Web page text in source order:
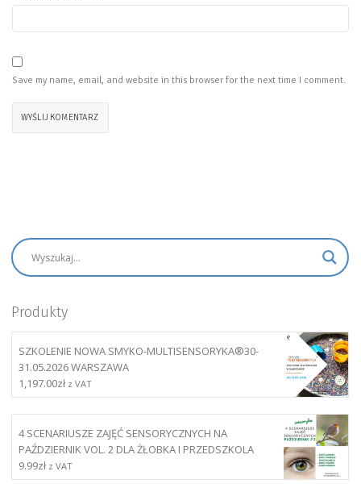
Save my name, email, and website in this browser for the next time I comment.
Produkty
SZKOLENIE NOWA SMYKO-MULTISENSORYKA®30-
31.05.2026 WARSZAWA
1,197.00zł z VAT
4 SCENARIUSZE ZAJĘĆ SENSORYCZNYCH NA
PAŹDZIERNIK VOL. 2 DLA ŻŁOBKA I PRZEDSZKOLA
9.99zł z VAT